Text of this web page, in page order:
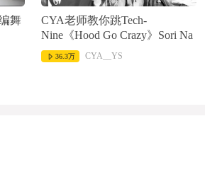
舞
CYA老师教你跳Tech-
Nine《Hood Go Crazy》Sori Na
编舞版
36.3万 CYA__YS